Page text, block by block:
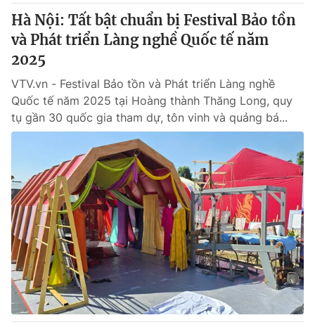
Hà Nội: Tất bật chuẩn bị Festival Bảo tồn
và Phát triển Làng nghề Quốc tế năm
2025
VTV.vn - Festival Bảo tồn và Phát triển Làng nghề
Quốc tế năm 2025 tại Hoàng thành Thăng Long, quy
tụ gần 30 quốc gia tham dự, tôn vinh và quảng bá...